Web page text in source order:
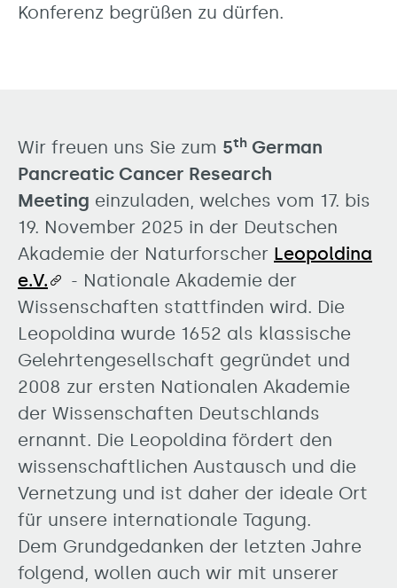
Konferenz begrüßen zu dürfen.
Wir freuen uns Sie zum 5th German
Pancreatic Cancer Research
Meeting einzuladen, welches vom 17. bis
19. November 2025 in der Deutschen
Akademie der Naturforscher Leopoldina
e.V.
- Nationale Akademie der
Wissenschaften stattfinden wird. Die
Leopoldina wurde 1652 als klassische
Gelehrtengesellschaft gegründet und
2008 zur ersten Nationalen Akademie
der Wissenschaften Deutschlands
ernannt. Die Leopoldina fördert den
wissenschaftlichen Austausch und die
Vernetzung und ist daher der ideale Ort
für unsere internationale Tagung.
Dem Grundgedanken der letzten Jahre
folgend, wollen auch wir mit unserer